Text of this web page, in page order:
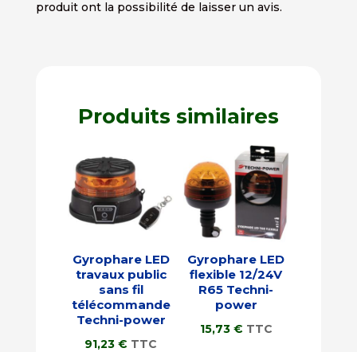
produit ont la possibilité de laisser un avis.
Produits similaires
Gyrophare LED
travaux public
sans fil
télécommande
Techni-power
91,23€ TTC
Gyrophare LED
flexible 12/24V
R65 Techni-
power
15,73 € TTC